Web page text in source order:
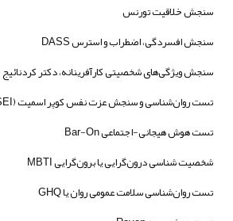
سنجش خلاقیت تورنس
سنجش افسردگی، اضطراب و استرس DASS
سنجش ویژگی‌های شخصیتی کارآفرینانه، دکتر کردنائیج
تست روان‌شناسی و سنجش عزت نفس کوپر اسمیت (CSEI)
تست هوش هیجانی-اجتماعی Bar-On
شخصیت شناسی درون‌گرایی یا برون‌گرایی MBTI
تست روان‌شناسی سلامت عمومی روان یا GHQ